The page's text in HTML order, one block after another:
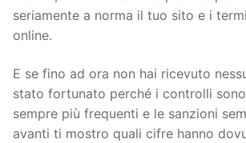
seriamente a norma il tuo sito e i
online.
E se fino ad ora non hai ricevuto
stato fortunato perché i controlli
sempre più frequenti e le sanzioni
avanti ti mostro quali cifre hanno